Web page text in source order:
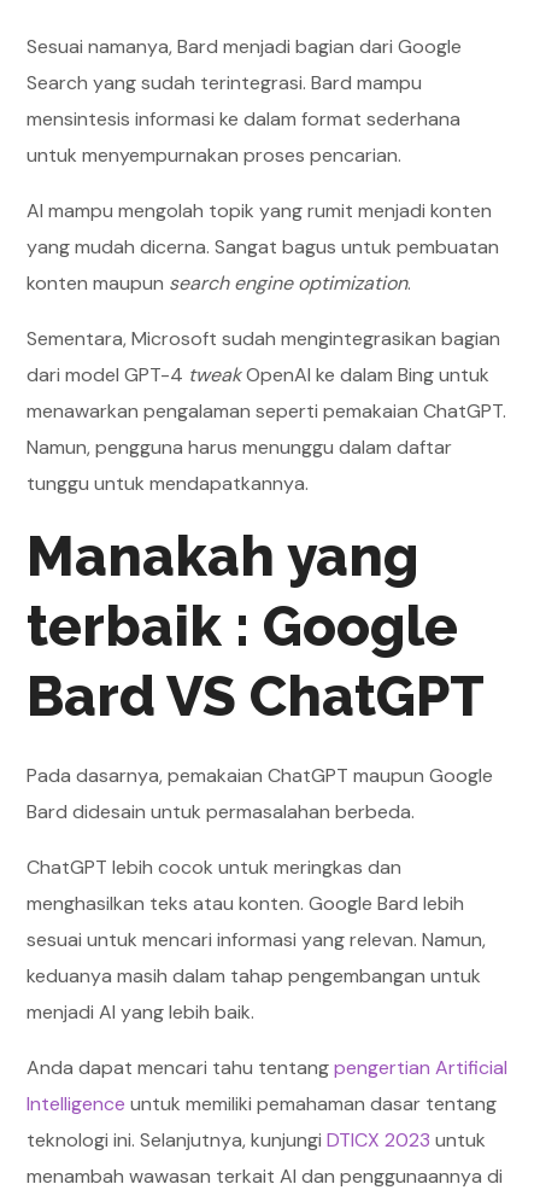
Sesuai namanya, Bard menjadi bagian dari Google
Search yang sudah terintegrasi. Bard mampu
mensintesis informasi ke dalam format sederhana
untuk menyempurnakan proses pencarian.
AI mampu mengolah topik yang rumit menjadi konten
yang mudah dicerna. Sangat bagus untuk pembuatan
konten maupun search engine optimization.
Sementara, Microsoft sudah mengintegrasikan bagian
dari model GPT-4 tweakOpenAI ke dalam Bing untuk
menawarkan pengalaman seperti pemakaian ChatGPT.
Namun, pengguna harus menunggu dalam daftar
tunggu untuk mendapatkannya.
Manakah yang
terbaik : Google
Bard VS ChatGPT
Pada dasarnya, pemakaian ChatGPT maupun Google
Bard didesain untuk permasalahan berbeda.
ChatGPT lebih cocok untuk meringkas dan
menghasilkan teks atau konten. Google Bard lebih
sesuai untuk mencari informasi yang relevan. Namun,
keduanya masih dalam tahap pengembangan untuk
menjadi AI yang lebih baik.
Anda dapat mencari tahu tentangpengertian Artificial
Intelligence untuk memiliki pemahaman dasar tentang
teknologi ini. Selanjutnya, kunjungiDTICX 2023 untuk
menambah wawasan terkait AI dan penggunaannya di